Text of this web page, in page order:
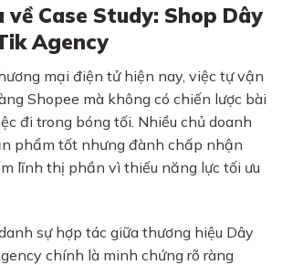
về Case Study: Shop Dây
Agency
mại điện tử hiện nay, việc tự vận
Shopee mà không có chiến lược bài
đi trong bóng tối. Nhiều chủ doanh
phẩm tốt nhưng đành chấp nhận
lĩnh thị phần vì thiếu năng lực tối ưu
sự hợp tác giữa thương hiệu Dây
chính là minh chứng rõ ràng